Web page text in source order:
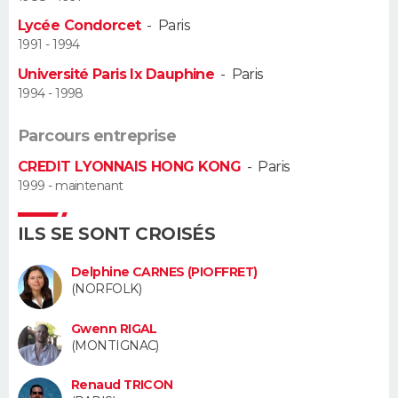
Alimentation
Guide de la santé
Maladies
Médicaments
Sommeil
VOYAGE
Destinations
City break
Voyage nature
Voyage de noces
Forum
Climat
+
PHOTO
BONS PLANS
Carte de Noël
Carte Bonne année
Carte Saint-Valentin
Carte Pâques
Carte d'anniversaire
Dictionnaire
Biographies
Citations
Expressions
Proverbes
PROGRAMME TV
COPAINS D'AVANT
S'inscrire
Se connecter
Lycées
Collèges
Primaires
Universités
Entreprises
Service militaire
Avis de recherche
Lycée Condorcet- Paris
1991 - 1994
Université Paris Ix Dauphine - Paris
1994 - 1998
Parcours entreprise
CREDIT LYONNAIS HONG KONG - Paris
1999 - maintenant
ILS SE SONT CROISÉS
Delphine CARNES (PIOFFRET)
(NORFOLK)
Gwenn RIGAL
(MONTIGNAC)
Renaud TRICON